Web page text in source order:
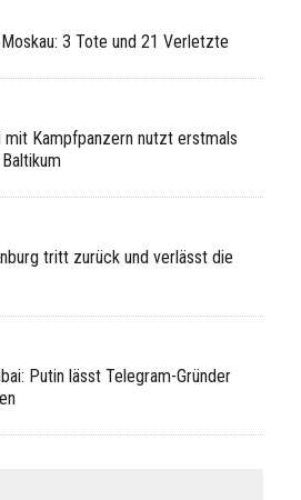
3 Tote und 21 Verletzte
mit Kampfpanzern nutzt erstmals
tritt zurück und verlässt die
Putin lässt Telegram-Gründer